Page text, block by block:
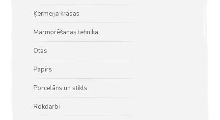
Ķermeņa krāsas
Marmorēšanas tehnika
Otas
Papīrs
Porcelāns un stikls
Rokdarbi